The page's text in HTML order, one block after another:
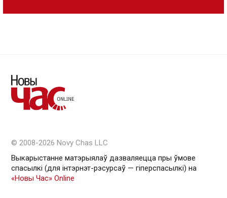
© 2008-2026 Novy Chas LLC
Выкарыстанне матэрыялаў дазваляецца пры ўмове
спасылкі (для інтэрнэт-рэсурсаў — гiперспасылкi) на
«Новы Час» Online